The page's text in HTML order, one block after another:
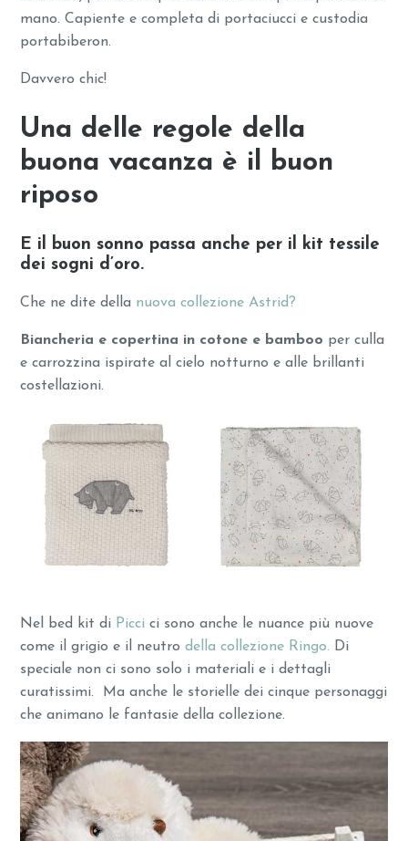
mano. Capiente e completa di portaciucci e custodia
portabiberon.
Davvero chic!
Una delle regole della
buona vacanza è il buon
riposo
E il buon sonno passa anche per il kit tessile
dei sogni d’oro.
Che ne dite della nuova collezione Astrid?
Biancheria e copertina in cotone e bamboo per culla
e carrozzina ispirate al cielo notturno e alle brillanti
costellazioni.
Nel bed kit di Picci ci sono anche le nuance più nuove
come il grigio e il neutrodella collezione Ringo. Di
speciale non ci sono solo i materiali e i dettagli
curatissimi. Ma anche le storielle dei cinque personaggi
che animano le fantasie della collezione.